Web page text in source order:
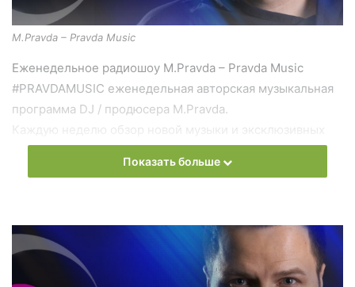
M.Pravda – Pravda Music
Еженедельное радиошоу M.Pravda – Pravda Music
#PRAVDAMUSIC еженедельная авторская музыкальная
программа DJ / продюсера M.Pravda.
Каждую неделю обзор новой музыки и эксклюзивных
треков.
В рамках программы выходят тематические выпуски:
Слушать онлайн новый выпуск
M.Pravda – Pravda Music
онлайн бесплатно
Показать больше